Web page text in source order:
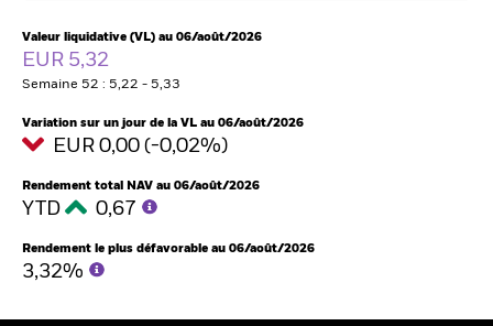
Aladdin
Notre société
Valeur liquidative (VL) au 06/août/2026
EUR 5,32
Semaine 52 : 5,22 - 5,33
Variation sur un jour de la VL au 06/août/2026
EUR 0,00 (-0,02%)
Rendement total NAV au 06/août/2026
YTD 0,67
Rendement le plus défavorable au 06/août/2026
3,32%